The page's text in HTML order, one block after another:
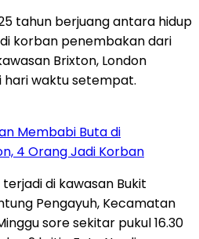
Membabi Buta di
4 Orang Jadi Korban